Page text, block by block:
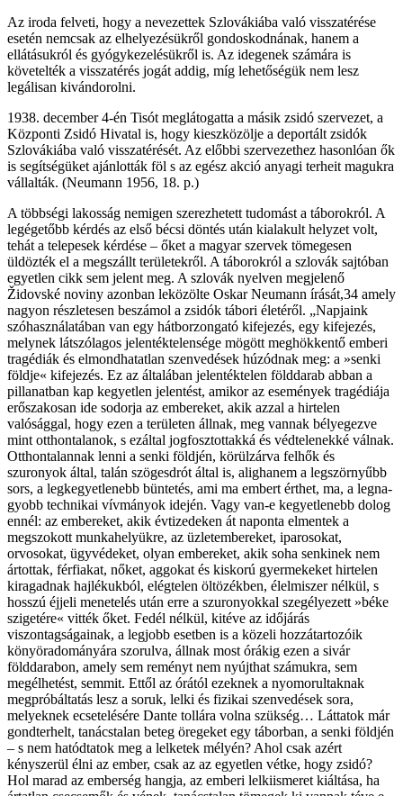
Az iroda felveti, hogy a nevezettek Szlovákiába való visszatérése
esetén nemcsak az elhelyezésükről gondoskodnának, hanem a
ellátásukról és gyógykezelésükről is. Az idegenek számára is
követelték a visszatérés jogát addig, míg lehetőségük nem lesz
legálisan kivándorolni.
1938. december 4-én Tisót meglátogatta a másik zsidó szervezet, a
Központi Zsidó Hivatal is, hogy kieszközölje a deportált zsidók
Szlovákiába való visszatérését. Az előbbi szervezethez hasonlóan ők
is segítségüket ajánlották föl s az egész akció anyagi terheit magukra
vállalták. (Neumann 1956, 18. p.)
A többségi lakosság nemigen szerezhetett tudomást a táborokról. A
legégetőbb kérdés az első bécsi döntés után kialakult helyzet volt,
tehát a telepesek kérdése – őket a magyar szervek tömegesen
üldözték el a megszállt területekről. A táborokról a szlovák sajtóban
egyetlen cikk sem jelent meg. A szlovák nyelven megjelenő
Židovské noviny azonban leközölte Oskar Neumann írását,34 amely
nagyon részletesen beszámol a zsidók tábori életéről. „Napjaink
szóhasználatában van egy hátborzongató kifejezés, egy kifejezés,
melynek látszólagos jelentéktelensége mögött meghökkentő emberi
tragédiák és elmondhatatlan szenvedések húzódnak meg: a »senki
földje« kifejezés. Ez az általában jelentéktelen földdarab abban a
pillanatban kap kegyetlen jelentést, amikor az események tragédiája
erőszakosan ide sodorja az embereket, akik azzal a hirtelen
valósággal, hogy ezen a területen állnak, meg vannak bélyegezve
mint otthontalanok, s ezáltal jogfosztottakká és védtelenekké válnak.
Otthontalannak lenni a senki földjén, körülzárva felhők és
szuronyok által, talán szögesdrót által is, alighanem a legszörnyűbb
sors, a legkegyetlenebb büntetés, ami ma embert érthet, ma, a legna­
gyobb technikai vívmányok idején. Vagy van-e kegyetlenebb dolog
ennél: az embereket, akik évtizedeken át naponta elmentek a
megszokott munkahelyükre, az üzletembereket, iparosokat,
orvosokat, ügyvédeket, olyan embereket, akik soha senkinek nem
ártottak, férfiakat, nőket, aggokat és kiskorú gyermekeket hirtelen
kiragadnak hajlékukból, elégtelen öltözékben, élelmiszer nélkül, s
hosszú éjjeli menetelés után erre a szuronyokkal szegélyezett »béke
szigetére« vitték őket. Fedél nélkül, kitéve az időjárás
viszontagságainak, a legjobb esetben is a közeli hozzátartozóik
könyöradományára szorulva, állnak most órákig ezen a sivár
földdarabon, amely sem reményt nem nyújthat számukra, sem
megélhetést, semmit. Ettől az órától ezeknek a nyomorultaknak
megpróbáltatás lesz a soruk, lelki és fizikai szenvedések sora,
melyeknek ecsetelésére Dante tollára volna szükség… Láttatok már
gondterhelt, tanács­talan beteg öregeket egy táborban, a senki földjén
– s nem hatódtatok meg a lelketek mélyén? Ahol csak azért
kényszerül élni az ember, csak az az egyetlen vétke, hogy zsidó?
Hol marad az emberség hangja, az emberi lelkiismeret kiáltása, ha